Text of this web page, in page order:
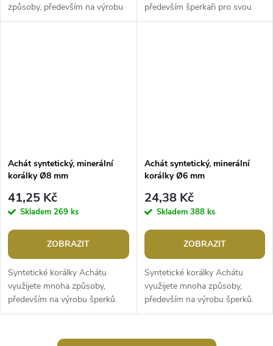
způsoby, především na výrobu
šperků. Mají nádhernou
především šperkaři pro svou
atraktivní mléčnou barvu. Svou
Achát syntetický, minerální
korálky Ø8 mm
41,25 Kč
Skladem 269 ks
ZOBRAZIT
Syntetické korálky Achátu
využijete mnoha způsoby,
především na výrobu šperků.
Mají nádhernou kresbu a
Achát syntetický, minerální
korálky Ø6 mm
24,38 Kč
Skladem 388 ks
ZOBRAZIT
Syntetické korálky Achátu
využijete mnoha způsoby,
především na výrobu šperků.
Mají nádhernou kresbu a
ideální na...